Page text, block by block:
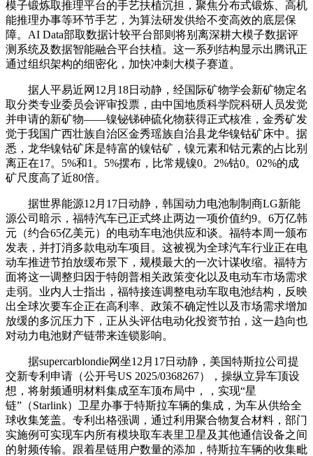
模子锻炼取推理平台的手艺扶植沉担，聚焦分布式锻炼、高机
能推理办事等环节手艺，为算法研发供给不变高效的底层保
障。AI Data部取数据计较平台部则将别离深耕大模子数据评
测系统及数据智能融合平台扶植。这一系列结构显示出腾讯正
通过组织架构的细密化，加快冲刺大模子赛道。
据人平易近网12月18日动静，经国际矿物学会新矿物定名
取分类专业委员会评审投票，由中国地质科学院科研人员发觉
并申请的新矿物——镍铋锑砷硫化物获得正式核准，金秀矿发
觉于我国广西壮族自治区金秀瑶族自治县龙华镍钴矿床中。据
悉，龙华镍钴矿床是特富的镍钴矿，镍元素和钴元素的占比别
离正在17。5%和1。5%摆布，比常规镍0。2%钴0。02%的成
矿尺度高了近80倍。
据世界能源12月17日动静，韩国动力电池制制商LG新能
源公司暗示，福特汽车已正式终止两边一项价值约9。6万亿韩
元（约合65亿美元）的电动车电池供应和谈。福特本周一颁布
发表，并打消多款电动车项目。这被视为全球汽车行业正在电
动车推进节拍放缓布景下，规模最大的一次计谋收缩。福特方
面将这一调整归因于特朗普相关政策变化以及电动车市场需求
走弱。业内人士指出，福特接连调整电动车取电池结构，反映
出全球次要车企正在高利率、政策不确定性以及市场需求增加
放缓的多沉压力下，正从头评估电动化投资节拍，这一趋向也
对动力电池财产链带来连锁影响。
据supercarblondie网坐12月17日动静，美国特斯拉公司提
交新专利申请（公开号US 2025/0368267），操纵立异车顶设
想，将射频通明材料集成至车顶布局中，，实现“星
链”（Starlink）卫星办事于特斯拉车辆的集成，为车从供给全
球收集笼盖。专利出格强调，通过利用聚合物复合材料，部门
实施例可实现车内所有模块取车表里卫星及其他通信设备之间
的射频传输。跟着星链用户数量的添加，特斯拉车辆的收集毗